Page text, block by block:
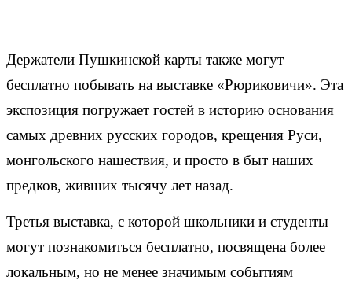
Держатели Пушкинской карты также могут
бесплатно побывать на выставке «Рюриковичи». Эта
экспозиция погружает гостей в историю основания
самых древних русских городов, крещения Руси,
монгольского нашествия, и просто в быт наших
предков, живших тысячу лет назад.
Третья выставка, с которой школьники и студенты
могут познакомиться бесплатно, посвящена более
локальным, но не менее значимым событиям